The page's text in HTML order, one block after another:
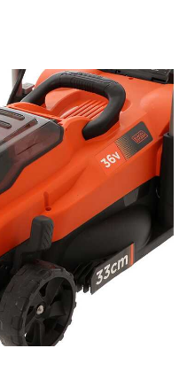
et tapisseries
à olives
terre pour tracteur